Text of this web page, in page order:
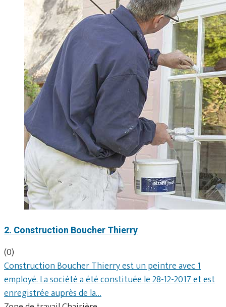
2. Construction Boucher Thierry
(0)
Construction Boucher Thierry est un peintre avec 1
employé. La société a été constituée le 28-12-2017 et est
enregistrée auprès de la…